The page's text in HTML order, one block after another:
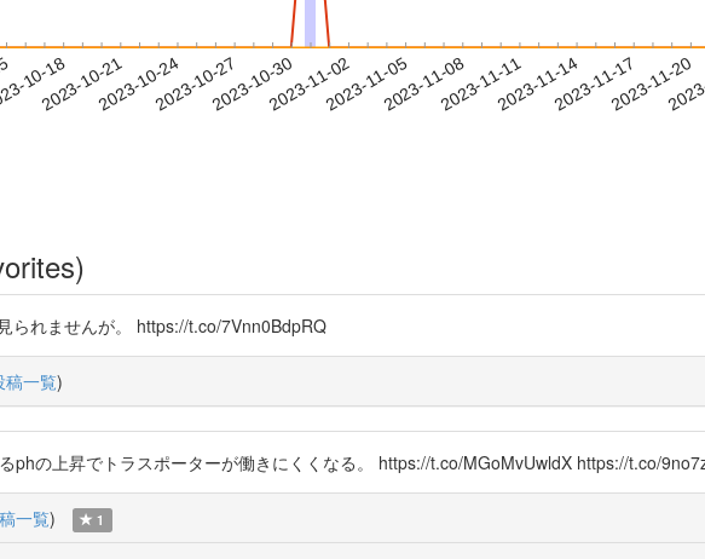
10-18
2023-10-212023-10-242023-10-272023-10-302023-11-022023-11-052023-11-082023-11-112023-11-142023-11-172023-11-20
られませんが。 https://t.co/7Vnn0BdpRQ
稿一覧)
phの上昇でトラスポーターが働きにくくなる。 https://t.co/MGoMvUwldX https://t.co/
一覧) 1